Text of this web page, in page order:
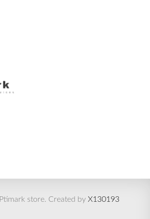
store. Created by X130193